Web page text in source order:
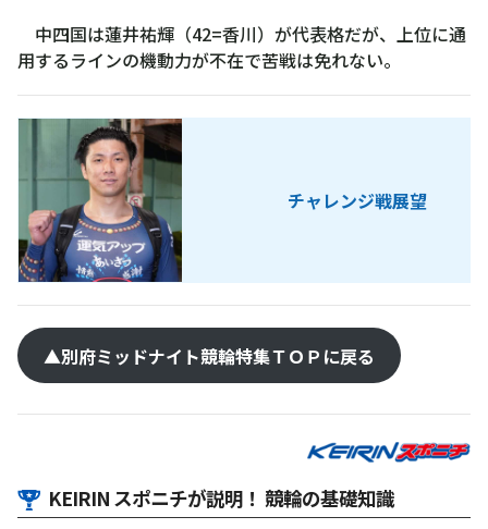
中四国は蓮井祐輝（42=香川）が代表格だが、上位に通
用するラインの機動力が不在で苦戦は免れない。
チャレンジ戦展望
▲別府ミッドナイト競輪特集ＴＯＰに戻る
KEIRIN スポニチが説明！ 競輪の基礎知識